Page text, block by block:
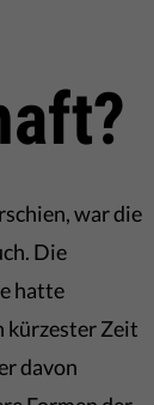
war die
Die
hatte
kürzester Zeit
davon